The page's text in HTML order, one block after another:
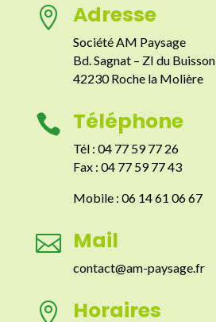
 Adresse
Société AM Paysage
Bd. Sagnat – ZI du Buisson
42230 Roche la Molière
 Téléphone
Tél : 04 77 59 77 26
Fax : 04 77 59 77 43
Mobile : 06 14 61 06 67
 Mail
contact@am-paysage.fr
 Horaires